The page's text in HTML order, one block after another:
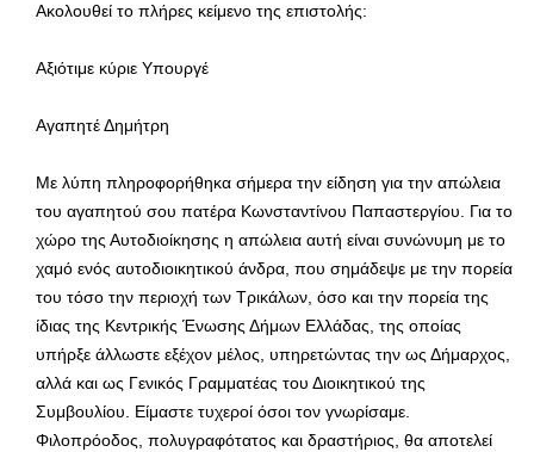
Ακολουθεί το πλήρες κείμενο της επιστολής:
Αξιότιμε κύριε Υπουργέ
Αγαπητέ Δημήτρη
Με λύπη πληροφορήθηκα σήμερα την είδηση για την απώλεια
του αγαπητού σου πατέρα Κωνσταντίνου Παπαστεργίου. Για το
χώρο της Αυτοδιοίκησης η απώλεια αυτή είναι συνώνυμη με το
χαμό ενός αυτοδιοικητικού άνδρα, που σημάδεψε με την πορεία
του τόσο την περιοχή των Τρικάλων, όσο και την πορεία της
ίδιας της Κεντρικής Ένωσης Δήμων Ελλάδας, της οποίας
υπήρξε άλλωστε εξέχον μέλος, υπηρετώντας την ως Δήμαρχος,
αλλά και ως Γενικός Γραμματέας του Διοικητικού της
Συμβουλίου. Είμαστε τυχεροί όσοι τον γνωρίσαμε.
Φιλοπρόοδος, πολυγραφότατος και δραστήριος, θα αποτελεί